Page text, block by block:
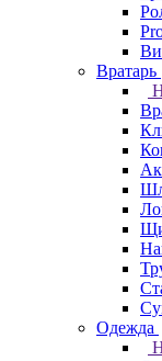
Вратарь
Одежда